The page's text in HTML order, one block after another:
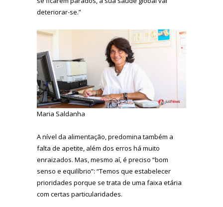
deteriorar-se.”
Maria Saldanha
A nível da alimentação, predomina também a
falta de apetite, além dos erros há muito
enraizados. Mas, mesmo aí, é preciso “bom
senso e equilíbrio”: “Temos que estabelecer
prioridades porque se trata de uma faixa etária
com certas particularidades.